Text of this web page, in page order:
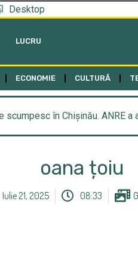
Desktop
LUCRU
ECONOMIE CULTURĂ
scumpesc în Chișinău. ANRE
oana țoiu
Iulie 21, 2025 08:33